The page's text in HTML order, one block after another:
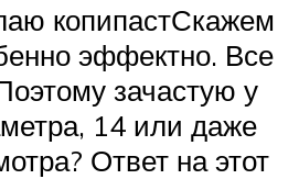
копипастСкажем
эффектно. Все
зачастую у
14 или даже
Ответ на этот